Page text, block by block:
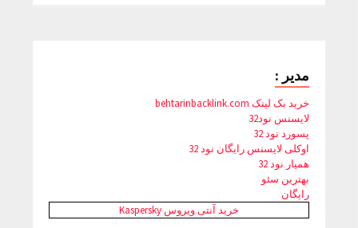
مدیر :
خرید بک لینک behtarinbacklink.com
لایسنس نود32
پسورد نود 32
اوکلی لایسنس رایگان نود 32
همیار نود 32
بهترین سئو
رایگان
خرید آنتی ویروس Kaspersky